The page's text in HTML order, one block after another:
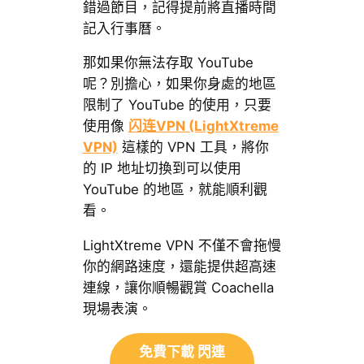
錯過節目，記得提前將直播時間
記入行事曆。
那如果你無法存取 YouTube
呢？別擔心，如果你身處的地區
限制了 YouTube 的使用，只要
使用像 闪连VPN (LightXtreme
VPN) 這樣的 VPN 工具，將你
的 IP 地址切換到可以使用
YouTube 的地區，就能順利觀
看。
LightXtreme VPN 不僅不會拖慢
你的網路速度，還能提供超高速
連線，讓你順暢觀賞 Coachella
現場表演。
免費下載 閃連